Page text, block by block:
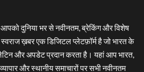
दुनिया भर से नवीनतम, ब्रेकिंग और विशेष
ख़बर एक डिजिटल प्लेटफ़ॉर्म है जो भारत के
और अपडेट प्रदान करता है। यहां आप भारत,
और स्थानीय समाचारों पर सभी नवीनतम